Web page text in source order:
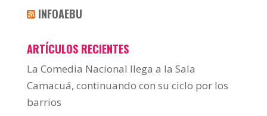
INFOAEBU
ARTÍCULOS RECIENTES
La Comedia Nacional llega a la Sala
Camacuá, continuando con su ciclo por los
barrios